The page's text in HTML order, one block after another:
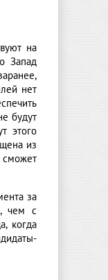
на
Запад
нет
будут
этого
из
сможет
за
чем с
когда